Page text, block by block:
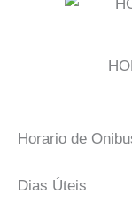
Horario de
Dias Úteis